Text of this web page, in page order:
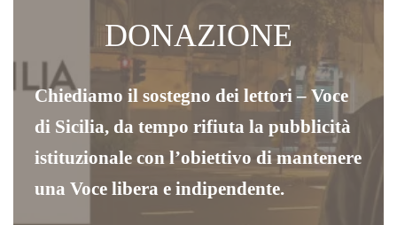
DONAZIONE
Chiediamo il sostegno dei lettori – Voce
di Sicilia, da tempo rifiuta la pubblicità
istituzionale con l’obiettivo di mantenere
una Voce libera e indipendente.